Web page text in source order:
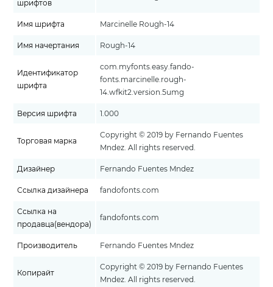
шрифтов
Имя шрифта Marcinelle Rough-14
Имя начертания Rough-14
Идентификатор
шрифта
com.myfonts.easy.fando-
fonts.marcinelle.rough-
14.wfkit2.version.5umg
Версия шрифта 1.000
Торговая марка
Copyright © 2019 by Fernando Fuentes
Mndez. All rights reserved.
Дизайнер Fernando Fuentes Mndez
Ссылка дизайнера fandofonts.com
Ссылка на
продавца(вендора)
fandofonts.com
Производитель Fernando Fuentes Mndez
Копирайт
Copyright © 2019 by Fernando Fuentes
Mndez. All rights reserved.